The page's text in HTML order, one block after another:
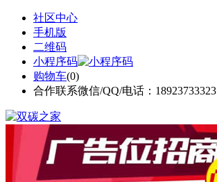
社区中心
手机版
二维码
小程序码
购物车(0)
合作联系微信/QQ/电话：18923733323